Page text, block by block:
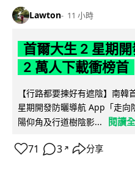
Lawton 11 小時
首爾大生 2 星期
2 萬人下載衝榜首
【行路都要揀好有遮陰】南
星期開發防曬導航 App「走向
陽仰角及行道樹陰影...
閱讀
71 3 ↗ 分享